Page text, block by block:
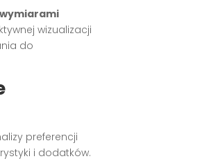
wymiarami
wizualizacji
do
preferencji
i dodatków.